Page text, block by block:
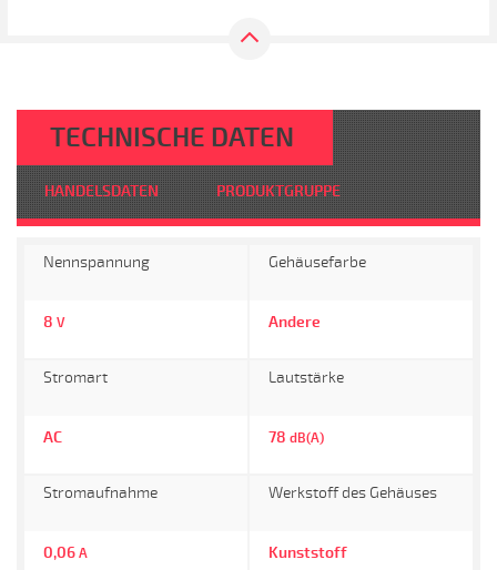
TECHNISCHE DATEN
HANDELSDATEN PRODUKTGRUPPE
Nennspannung
8 V
Gehäusefarbe
Andere
Stromart
AC
Lautstärke
78 dB(A)
Stromaufnahme
0,06 A
Werkstoff des Gehäuses
Kunststoff